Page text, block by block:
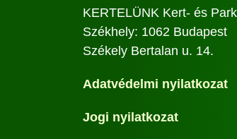
KERTELÜNK Kert- és
Székhely: 1062 Budapest
Székely Bertalan u. 14.
Adatvédelmi nyilatkozat
Jogi nyilatkozat